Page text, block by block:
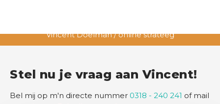
Vincent Doelman / online strateeg
Stel nu je vraag aan Vincent!
Bel mij op m'n directe nummer 0318 - 240 241 of mail